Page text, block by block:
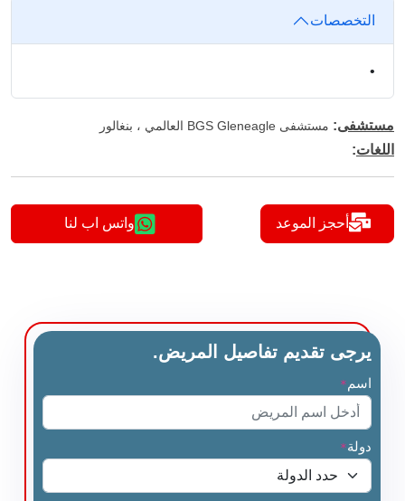
التخصصات
•
مستشفى: مستشفى BGS Gleneagle العالمي ، بنغالور
اللغات:
أحجز الموعد واتس اب لنا
يرجى تقديم تفاصيل المريض.
اسم *
دولة*